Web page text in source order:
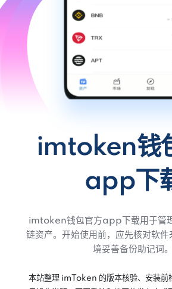
imtoken钱
app下
imtoken钱包官方app下载用于管
链资产。开始使用前，应先核对软件
境妥善备份助记词。
本站整理 imToken 的版本核验、安装前